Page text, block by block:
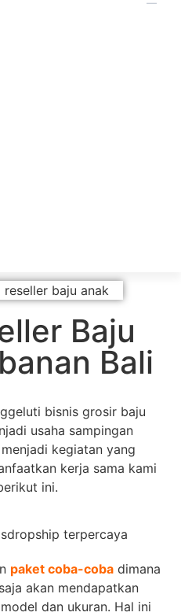
Baju
Bali
bisnis grosir baju
usaha sampingan
kegiatan yang
kerja sama kami
ini.
paket coba-coba dimana
akan mendapatkan
dan ukuran. Hal ini